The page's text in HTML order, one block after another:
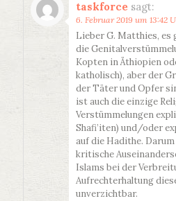
taskforce sagt:
6. Februar 2019 um 13:42
Lieber G. Matthies, es
die
Kopten in Äthiopien
katholisch), aber der
der Täter und Opfer
ist auch die einzige
Verstümmelungen
Shafi’iten) und/oder
auf die Hadithe.
kritische
Islams bei der
Aufrechterhaltung
unverzichtbar.